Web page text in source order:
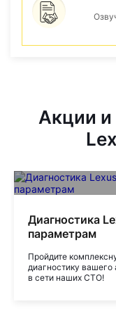
Акции и
Диагностика
параметрам
Пройдите
диагностику вашего
в сети наших СТО!